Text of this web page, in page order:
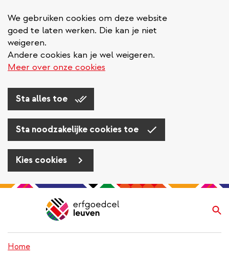
We gebruiken cookies om deze website
goed te laten werken. Die kan je niet
weigeren.
Andere cookies kan je wel weigeren.
Meer over onze cookies
Sta alles toe
Sta noodzakelijke cookies toe
Kies cookies
Overslaan
gaan
Navigatie
wisselen
Home